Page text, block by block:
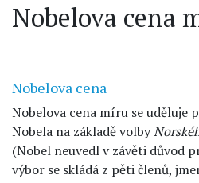
Nobelova cena
Nobelova cena
Nobelova cena míru se uděluje
Nobela na základě volby
(Nobel neuvedl v závěti důvod
výbor se skládá z pěti členů,